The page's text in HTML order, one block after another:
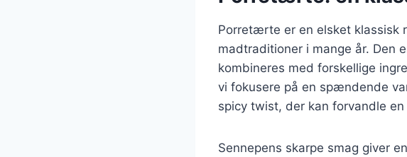
Porretærte er en elsket klassisk
madtraditioner i mange år. Den
kombineres med forskellige
vi fokusere på en spændende
spicy twist, der kan forvandle
Sennepens skarpe smag giver